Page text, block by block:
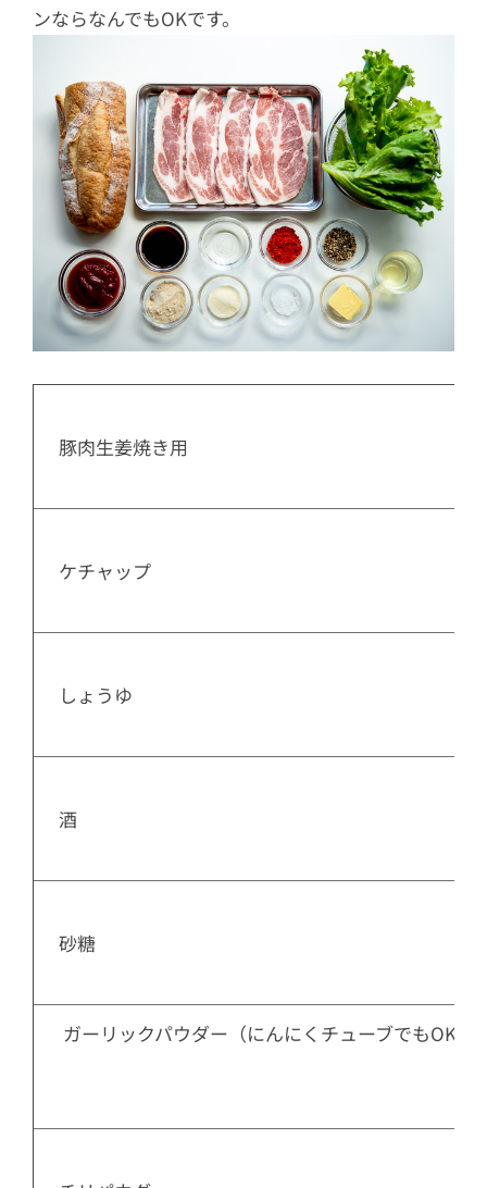
ンならなんでもOKです。
  豚肉生姜焼き用
  ケチャップ
  しょうゆ
  酒
  砂糖
   ガーリックパウダー（にんにくチューブでもOK）